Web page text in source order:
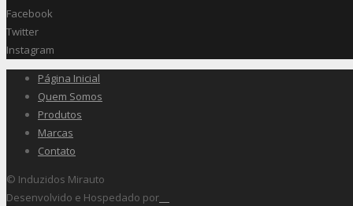
Facebook
Twitter
Instagram
Página Inicial
Quem Somos
Produtos
Marcas
Contato
© Induzidos Mirauto
Desenvolvido e Hospedado por